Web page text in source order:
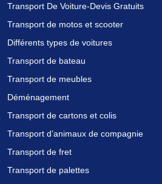
Transport De Voiture-Devis Gratuits
Transport de motos et scooter
Différents types de voitures
Transport de bateau
Transport de meubles
Déménagement
Transport de cartons et colis
Transport d’animaux de compagnie
Transport de fret
Transport de palettes